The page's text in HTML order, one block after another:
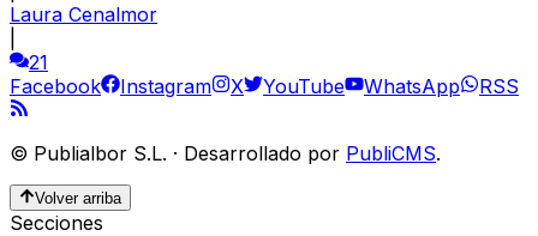
Laura Cenalmor
21
Facebook
Instagram X YouTube WhatsApp RSS
© Publialbor S.L. · Desarrollado por PubliCMS.
Volver arriba
Secciones